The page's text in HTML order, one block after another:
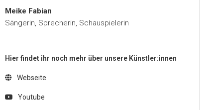
Meike Fabian
Sängerin, Sprecherin, Schauspielerin
Hier findet ihr noch mehr über unsere Künstler:innen
Webseite
Youtube